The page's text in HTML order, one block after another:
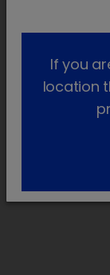
If you
location